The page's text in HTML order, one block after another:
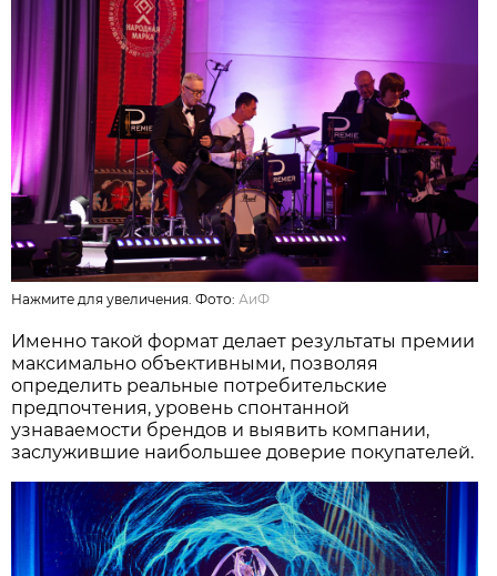
Нажмите для увеличения. Фото: АиФ
Именно такой формат делает результаты премии
максимально объективными, позволяя
определить реальные потребительские
предпочтения, уровень спонтанной
узнаваемости брендов и выявить компании,
заслужившие наибольшее доверие покупателей.